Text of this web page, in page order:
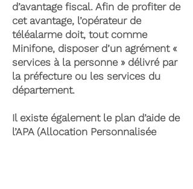
d’avantage fiscal. Afin de profiter de
cet avantage, l’opérateur de
téléalarme doit, tout comme
Minifone, disposer d’un agrément «
services à la personne » délivré par
la préfecture ou les services du
département.
Il existe également le plan d’aide de
l’APA (Allocation Personnalisée